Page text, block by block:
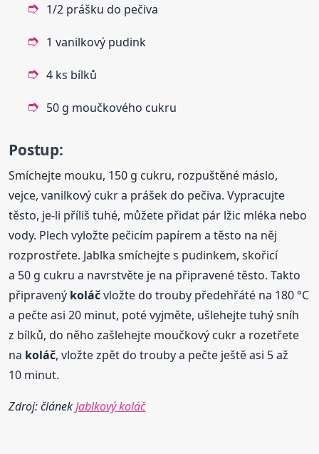
1/2 prášku do pečiva
1 vanilkový pudink
4 ks bílků
50 g moučkového cukru
Postup:
Smíchejte mouku, 150 g cukru, rozpuštěné máslo,
vejce, vanilkový cukr a prášek do pečiva. Vypracujte
těsto, je-li příliš tuhé, můžete přidat pár lžic mléka nebo
vody. Plech vyložte pečicím papírem a těsto na něj
rozprostřete. Jablka smíchejte s pudinkem, skořicí
a 50 g cukru a navrstvěte je na připravené těsto. Takto
připravený koláčvložte do trouby předehřáté na 180 °C
a pečte asi 20 minut, poté vyjměte, ušlehejte tuhý sníh
z bílků, do něho zašlehejte moučkový cukr a rozetřete
na koláč, vložte zpět do trouby a pečte ještě asi 5 až
10 minut.
Zdroj: článekJablkový koláč